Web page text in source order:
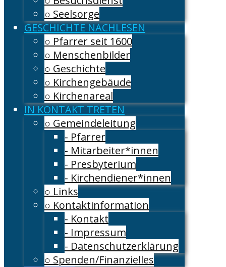
○ Seelsorge
GESCHICHTE NACHLESEN
○ Pfarrer seit 1600
○ Menschenbilder
○ Geschichte
○ Kirchengebäude
○ Kirchenareal
IN KONTAKT TRETEN
○ Gemeindeleitung
- Pfarrer
- Mitarbeiter*innen
- Presbyterium
- Kirchendiener*innen
○ Links
○ Kontaktinformation
- Kontakt
- Impressum
- Datenschutzerklärung
○ Spenden/Finanzielles